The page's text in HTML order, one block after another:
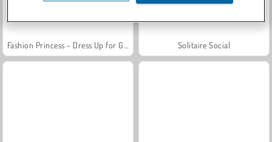
Solitaire Social